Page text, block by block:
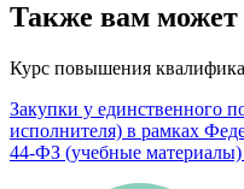
Также вам может
Курс повышения
Закупки у единственного
исполнителя) в рамках
44-ФЗ (учебные